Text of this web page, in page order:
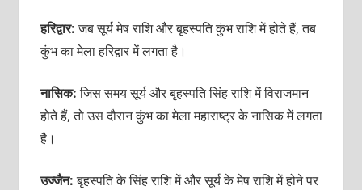
हरिद्वार:जब सूर्य मेष राशि और बृहस्‍प‍ति कुंभ राशि में होते हैं, तब
कुंभ का मेला हरिद्वार में लगता है।
नासिक:जिस समय सूर्य और बृहस्‍पति सिंह राशि में विराजमान
होते हैं, तो उस दौरान कुंभ का मेला महाराष्‍ट्र के नासिक में लगता
है।
उज्‍जैन:बृहस्‍पति के सिंह राशि में और सूर्य के मेष राशि में होने पर